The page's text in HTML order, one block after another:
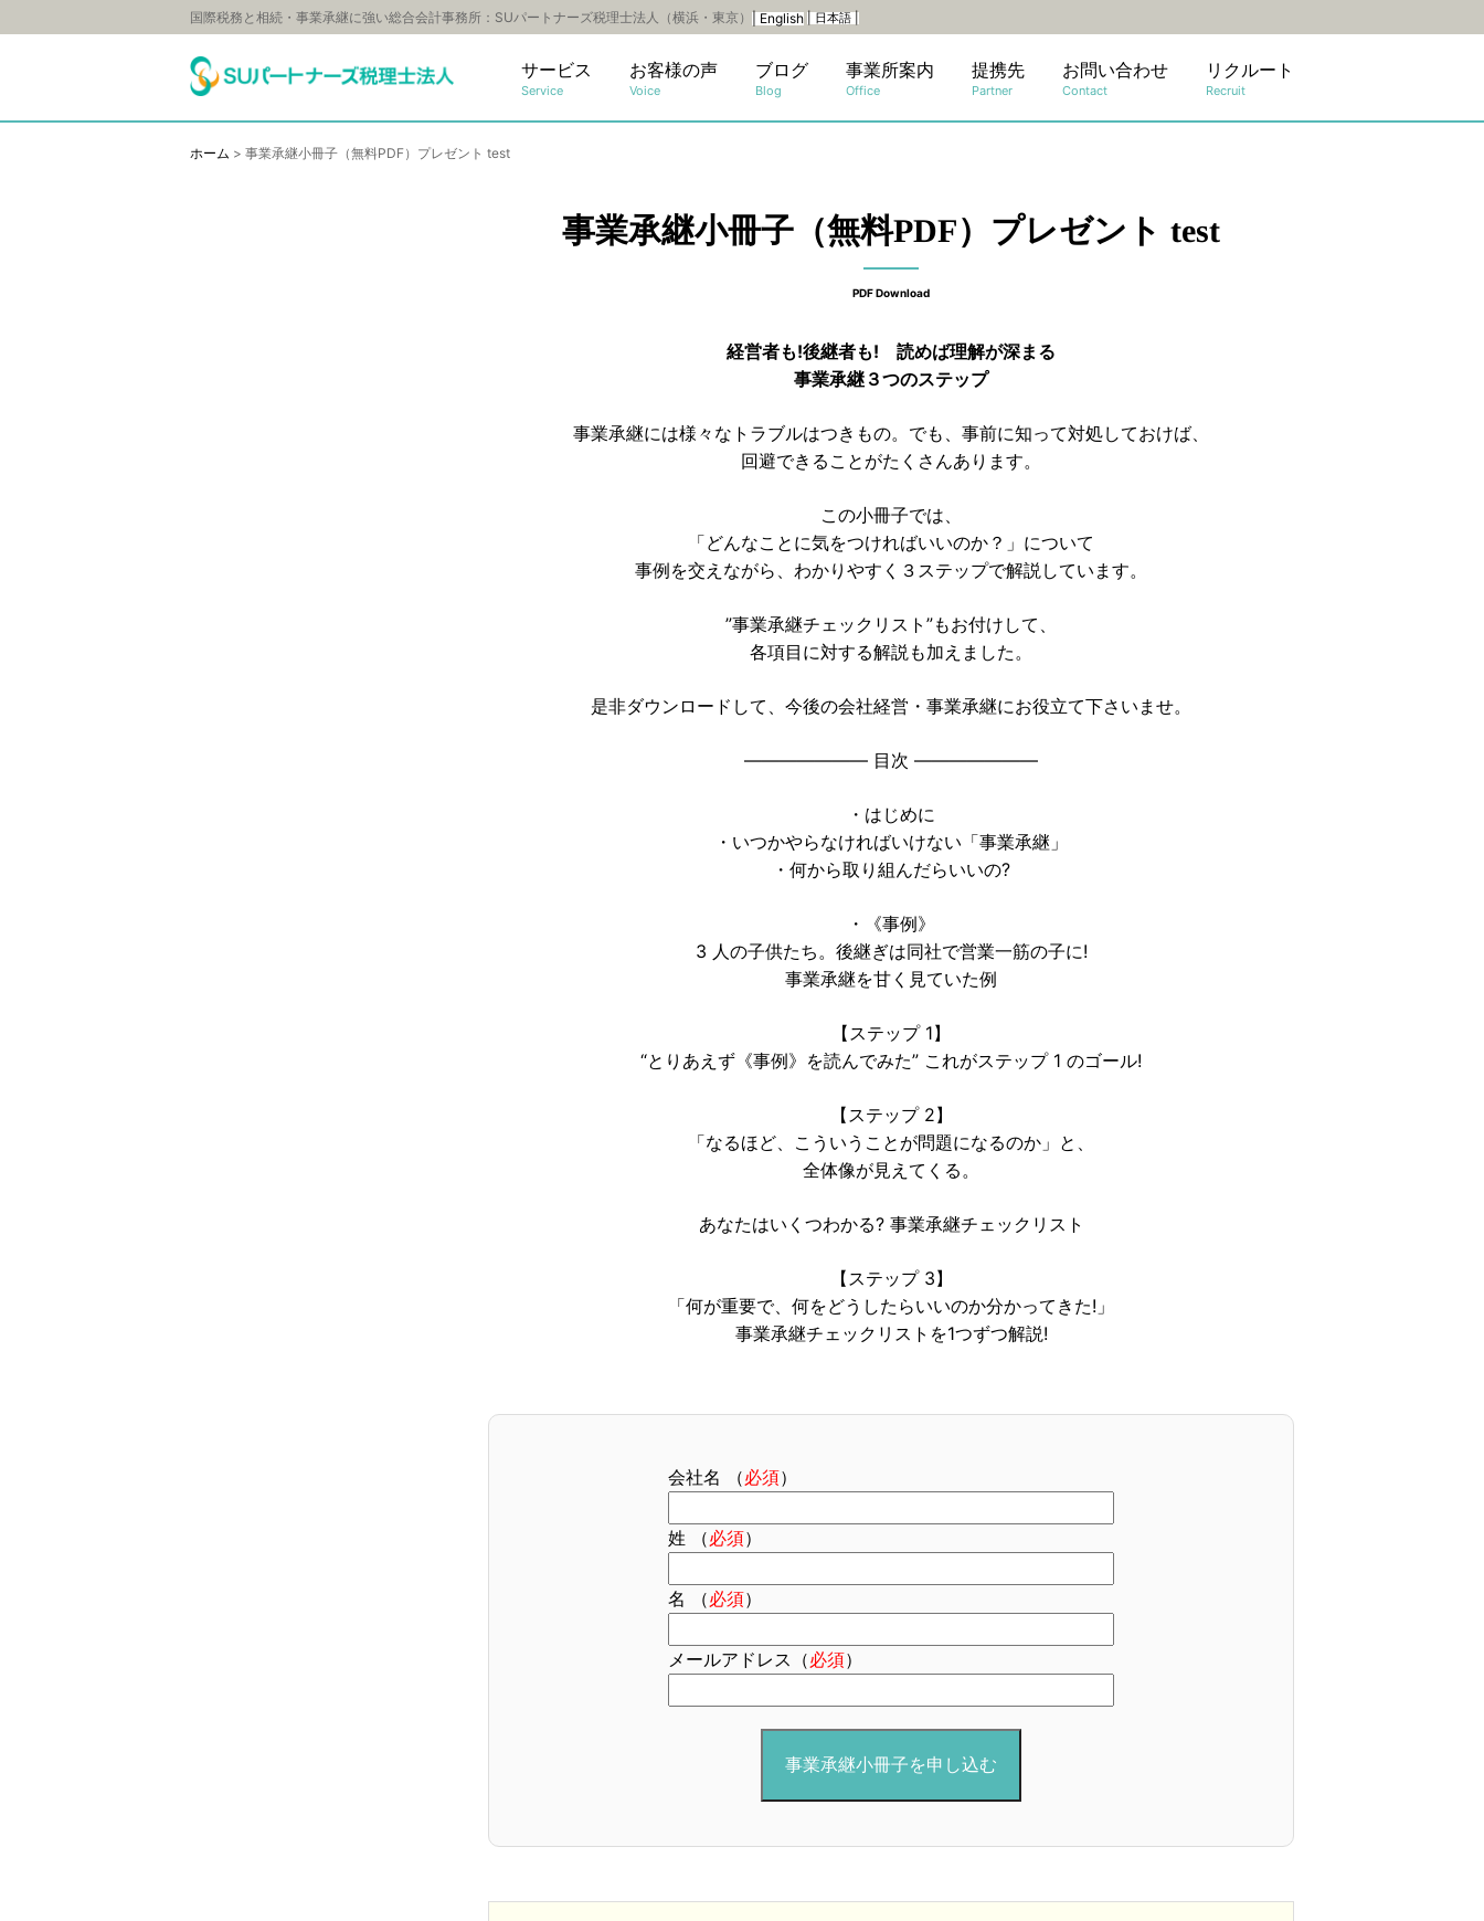
国際税務と相続・事業承継に強い総合会計事務所：SUパートナーズ税理士法人（横浜・東京） | English | 日本語 |
サービス
Service
お客様の声
Voice
ブログ
Blog
事業所案内
Office
提携先
Partner
お問い合わせ
Contact
リクルート
Recruit
ホーム > 事業承継小冊子（無料PDF）プレゼント test
事業承継小冊子（無料PDF）プレゼント test
PDF Download
経営者も!後継者も! 読めば理解が深まる
事業承継３つのステップ
事業承継には様々なトラブルはつきもの。でも、事前に知って対処しておけば、
回避できることがたくさんあります。
この小冊子では、
「どんなことに気をつければいいのか？」について
事例を交えながら、わかりやすく３ステップで解説しています。
”事業承継チェックリスト”もお付けして、
各項目に対する解説も加えました。
是非ダウンロードして、今後の会社経営・事業承継にお役立て下さいませ。
——————— 目次 ———————
・はじめに
・いつかやらなければいけない「事業承継」
・何から取り組んだらいいの?
・《事例》
3 人の子供たち。後継ぎは同社で営業一筋の子に!
事業承継を甘く見ていた例
【ステップ 1】
“とりあえず《事例》を読んでみた” これがステップ 1 のゴール!
【ステップ 2】
「なるほど、こういうことが問題になるのか」と、
全体像が見えてくる。
あなたはいくつわかる? 事業承継チェックリスト
【ステップ 3】
「何が重要で、何をどうしたらいいのか分かってきた!」
事業承継チェックリストを1つずつ解説!
会社名 （必須）
姓 （必須）
名 （必須）
メールアドレス（必須）